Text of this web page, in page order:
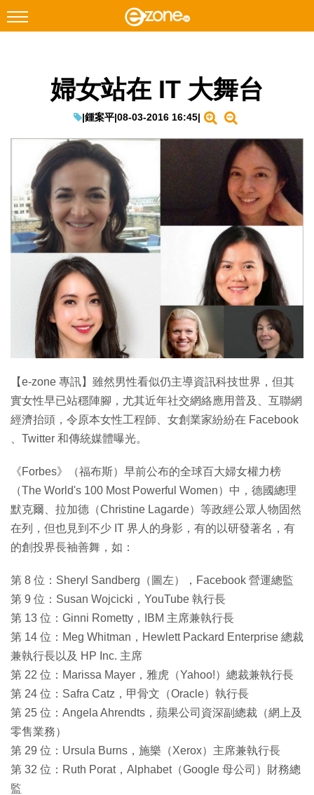
Facebook Instagram
網絡生活
遊戲動漫
教學評測
EduTech
IT Times
生成式AI與雲端應用
Enterprise Digital Transformation
婦女站在 IT 大舞台
|鍾案平|08-03-2016 16:45|
【e-zone 專訊】雖然男性看似仍主導資訊科技世界，但其
實女性早已站穩陣腳，尤其近年社交網絡應用普及、互聯網
經濟抬頭，令原本女性工程師、女創業家紛紛在 Facebook
、Twitter 和傳統媒體曝光。
《Forbes》（福布斯）早前公布的全球百大婦女權力榜
（The World's 100 Most Powerful Women）中，德國總理
默克爾、拉加德（Christine Lagarde）等政經公眾人物固然
在列，但也見到不少 IT 界人的身影，有的以研發著名，有
的創投界長袖善舞，如：
第 8 位：Sheryl Sandberg（圖左），Facebook 營運總監
第 9 位：Susan Wojcicki，YouTube 執行長
第 13 位：Ginni Rometty，IBM 主席兼執行長
第 14 位：Meg Whitman，Hewlett Packard Enterprise 總裁
兼執行長以及 HP Inc. 主席
第 22 位：Marissa Mayer，雅虎（Yahoo!）總裁兼執行長
第 24 位：Safra Catz，甲骨文（Oracle）執行長
第 25 位：Angela Ahrendts，蘋果公司資深副總裁（網上及
零售業務）
第 29 位：Ursula Burns，施樂（Xerox）主席兼執行長
第 32 位：Ruth Porat，Alphabet（Google 母公司）財務總
監